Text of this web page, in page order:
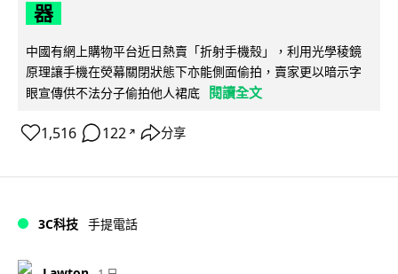
器
中國有網上購物平台近日熱賣「折射手機殼」，利用光學稜鏡
原理讓手機在熒幕關閉狀態下亦能側面偷拍，賣家更以暗示字
眼宣傳供不法分子偷拍他人裙底
閱讀全文
1,516 122 ↗ 分享
3C科技 手提電話